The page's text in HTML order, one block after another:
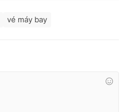
hình Việt Nam
vé máy bay